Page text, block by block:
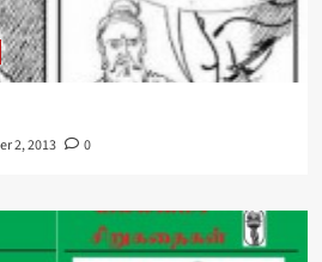
2, 2013 0